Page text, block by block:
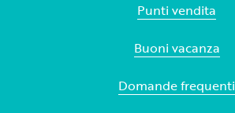
Punti vendita
Buoni vacanza
Domande frequenti